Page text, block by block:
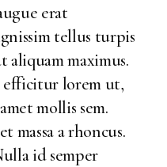
erat
tellus turpis
aliquam maximus.
lorem ut,
mollis sem.
massa a rhoncus.
id semper